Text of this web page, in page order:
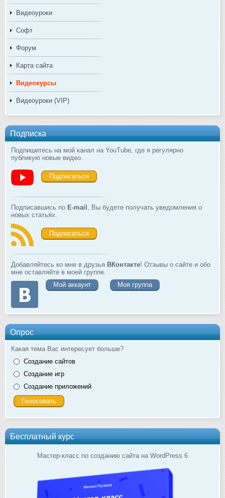
Видеоуроки
Софт
Форум
Карта сайта
Видеокурсы
Видеоуроки (VIP)
Подписка
Подпишитесь на мой канал на YouTube, где я регулярно
публикую новые видео.
Подписаться
Подписавшись по E-mail , Вы будете получать уведомления о
новых статьях.
Подписаться
Добавляйтесь ко мне в друзья ВКонтакте! Отзывы о сайте и обо
мне оставляйте в моей группе.
Мой аккаунт
Моя группа
Опрос
Какая тема Вас интересует больше?
Создание сайтов
Создание игр
Создание приложений
Бесплатный курс
Мастер-класс по созданию сайта на WordPress 6